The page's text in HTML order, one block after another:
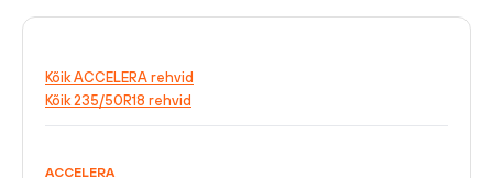
Kõik ACCELERA rehvid
Kõik 235/50R18 rehvid
ACCELERA